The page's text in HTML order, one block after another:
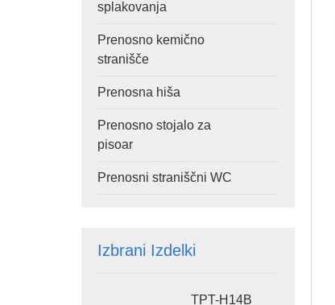
splakovanja
Prenosno kemično
stranišče
Prenosna hiša
Prenosno stojalo za
pisoar
Prenosni straniščni WC
Izbrani Izdelki
TPT-H14B